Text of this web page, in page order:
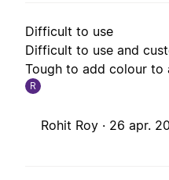
Difficult to use
Difficult to use and
Tough to add colour to
R
Rohit Roy · 26 apr.